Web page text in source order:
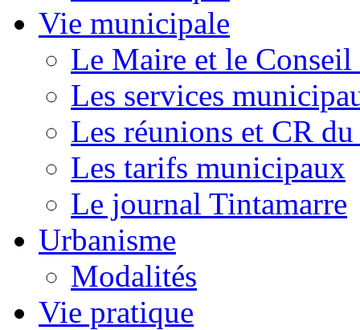
Vie municipale
Le Maire et le
Les services
Les réunions et CR
Les tarifs municipaux
Le journal Tintamarre
Urbanisme
Modalités
Vie pratique